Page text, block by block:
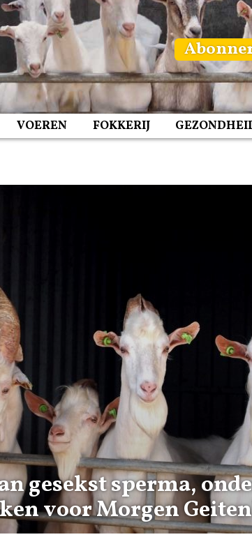
VOEREN FOKKERIJ
gesekst sperma,
voor Morgen